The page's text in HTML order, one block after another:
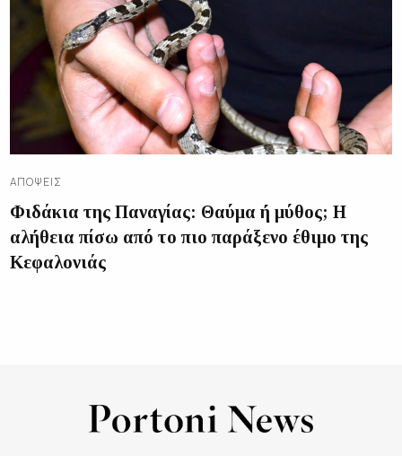
ΑΠΌΨΕΙΣ
Φιδάκια της Παναγίας: Θαύμα ή μύθος; Η
αλήθεια πίσω από το πιο παράξενο έθιμο της
Κεφαλονιάς